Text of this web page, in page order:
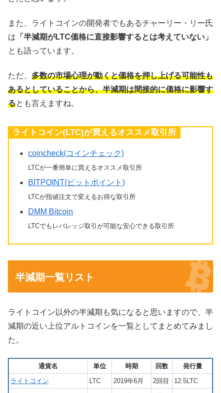
また、ライトコインの開発者でもあるチャーリー・リー氏
は 「半減期がLTC価格に直接影響するとは考えていない」
とも語っています。
ただ、 多数の市場心理が動くと価格を押し上げる可能性も
あるとしていることから、半減期は間接的に価格に影響す
るとも言えますね。
ライトコイン(LTC)が買えるオススメ取引所
coincheck(コインチェック)
LTCが一番簡単に買えるオススメ取引所
BITPOINT(ビットポイント)
LTCが指値注文で変えるお得な取引所
DMM Bitcoin
LTCでもレバレッジ取引が可能な安心できる取引所
半減期一覧リスト
ライトコイン以外の半減期も気になると思いますので、半
減期の近い上位アルトコインを一覧としてまとめてみまし
た。
通貨名 単位 時期 回数
発行量
ライトコイン
LTC 2019年6月 2回目
12.5LTC